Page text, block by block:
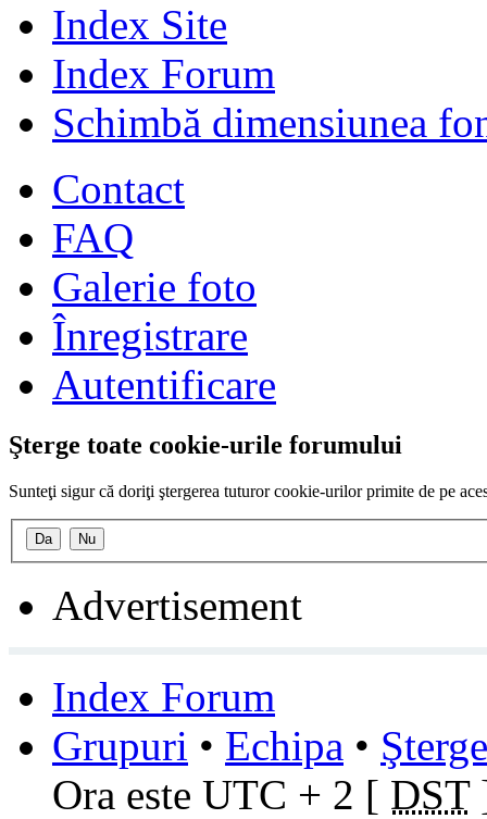
Index Site
Index Forum
Schimbă dimensiunea
Contact
FAQ
Galerie foto
Înregistrare
Autentificare
Şterge toate cookie-urile forumului
Sunteţi sigur că doriţi ştergerea tuturor cookie-urilor primite de pe
Advertisement
Index Forum
Grupuri • Echipa •
Ora este UTC + 2 [ DST